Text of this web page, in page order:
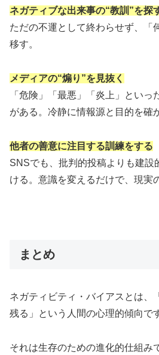
ネガティブな出来事の“教訓”を探
ただの不運として終わらせず、「
移す。
メディアの“煽り”を見抜く
「危険」「最悪」「炎上」といっ
がある。冷静に情報源と目的を確
他者の善意に注目する訓練をする
SNSでも、批判的投稿よりも建設
ける。意識を変えるだけで、現実
まとめ
ネガティビティ・バイアスとは、
残る」という人間の心理的傾向で
それは生存のための進化的仕組み